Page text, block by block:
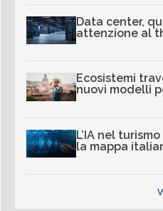
Data center,
attenzione al
Ecosistemi
nuovi modelli
L’IA nel
la mappa